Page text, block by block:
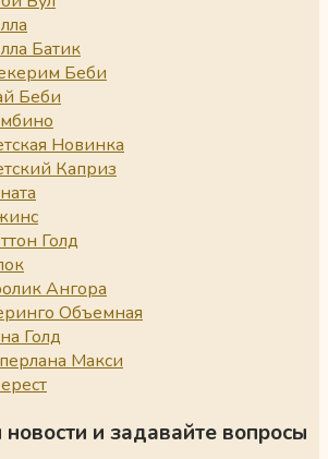
Батик
Беби
Беби
Новинка
Каприз
Голд
Ангора
Объемная
Голд
Макси
и задавайте вопросы